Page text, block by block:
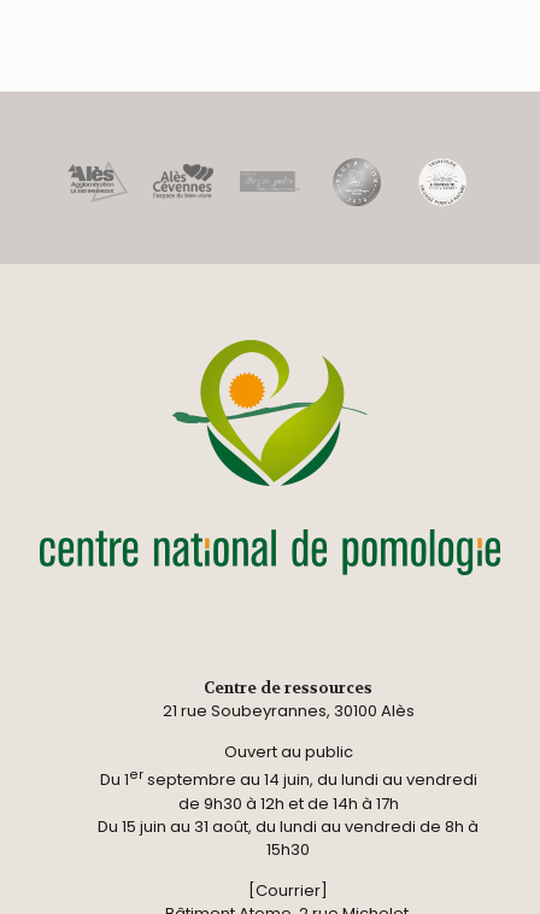
Centre de ressources
21 rue Soubeyrannes, 30100 Alès
Ouvert au public
Du 1erseptembre au 14 juin, du lundi au vendredi
de 9h30 à 12h et de 14h à 17h
Du 15 juin au 31 août, du lundi au vendredi de 8h à
15h30
[Courrier]